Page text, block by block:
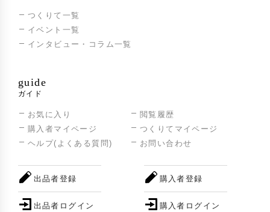
つくりて一覧
イベント一覧
インタビュー・コラム一覧
guide
ガイド
お気に入り
閲覧履歴
購入者マイページ
つくりてマイページ
ヘルプ(よくある質問)
お問い合わせ
出品者登録
出品者ログイン
購入者登録
購入者ログイン